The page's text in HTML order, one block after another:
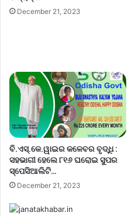
December 21, 2023
ବି.ଏସ୍.କେ.ୱାଇର କଳେବର ବୃଦ୍ଧି :
ସହଭାଗୀ ହେଲେ ୮୧୬ ଘରୋଇ ସୁପର
ସ୍ପେସିଆଲିଟି…
December 21, 2023